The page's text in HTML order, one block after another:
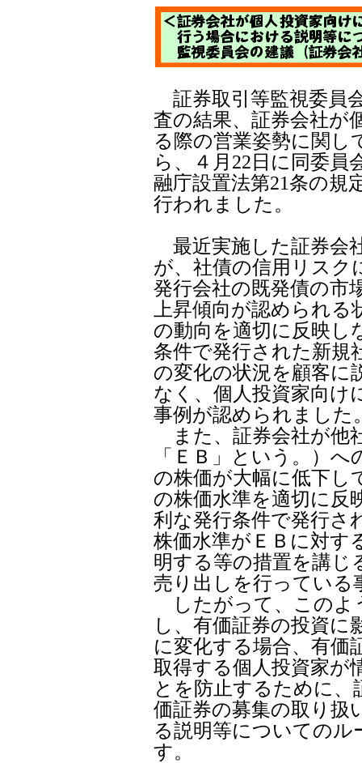
証券取引等監視委員
査の結果、証券会社が
る際の営業姿勢に関し
ら、４月22日に同委員
融庁設置法第21条の規
行われました。
最近実施した証券会
が、社債の信用リスク
発行会社の既発債の市
上昇傾向が認められ
の動向を適切に反映し
条件で発行された新規
の変化の状況を顧客に
なく、個人投資家向け
事例が認められました
また、証券会社が他
「ＥＢ」という。）
の株価が大幅に低下し
の株価水準を適切に反
利な発行条件で発行さ
株価水準がＥＢに対す
明する等の措置を講じ
売り出しを行っている
したがって、このよ
し、有価証券の投資に
に変化する場合、有価
取得する個人投資家が
とを防止するために、
価証券の募集の取り扱
る説明等についての
す。